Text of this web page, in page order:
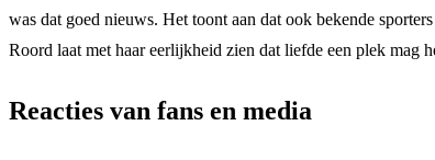
was dat goed nieuws. Het toont aan dat ook bekende
Roord laat met haar eerlijkheid zien dat liefde een plek mag
Reacties van fans en media